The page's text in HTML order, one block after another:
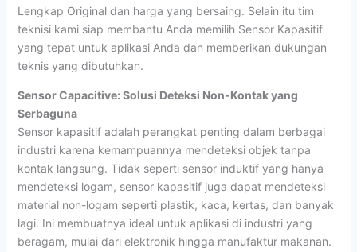
Lengkap Original dan harga yang bersaing. Selain itu tim
teknisi kami siap membantu Anda memilih Sensor Kapasitif
yang tepat untuk aplikasi Anda dan memberikan dukungan
teknis yang dibutuhkan.
Sensor Capacitive: Solusi Deteksi Non-Kontak yang
Serbaguna
Sensor kapasitif adalah perangkat penting dalam berbagai
industri karena kemampuannya mendeteksi objek tanpa
kontak langsung. Tidak seperti sensor induktif yang hanya
mendeteksi logam, sensor kapasitif juga dapat mendeteksi
material non-logam seperti plastik, kaca, kertas, dan banyak
lagi. Ini membuatnya ideal untuk aplikasi di industri yang
beragam, mulai dari elektronik hingga manufaktur makanan.